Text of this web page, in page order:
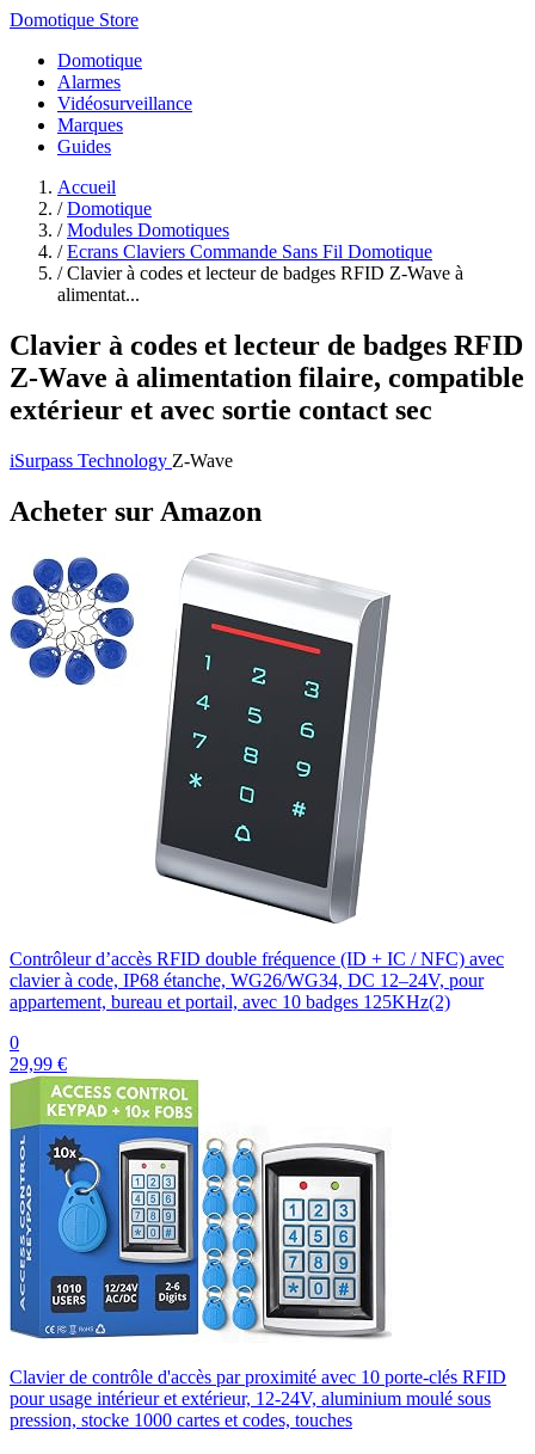
Domotique Store
Domotique
Alarmes
Vidéosurveillance
Marques
Guides
Accueil
/ Domotique
/ Modules Domotiques
/ Ecrans Claviers Commande Sans Fil Domotique
/ Clavier à codes et lecteur de badges RFID Z-Wave à
alimentat...
Clavier à codes et lecteur de badges RFID
Z-Wave à alimentation filaire, compatible
extérieur et avec sortie contact sec
iSurpass Technology Z-Wave
Acheter sur Amazon
Contrôleur d’accès RFID double fréquence (ID + IC / NFC) avec
clavier à code, IP68 étanche, WG26/WG34, DC 12–24V, pour
appartement, bureau et portail, avec 10 badges 125KHz(2)
0
29,99 €
Clavier de contrôle d'accès par proximité avec 10 porte-clés RFID
pour usage intérieur et extérieur, 12-24V, aluminium moulé sous
pression, stocke 1000 cartes et codes, touches